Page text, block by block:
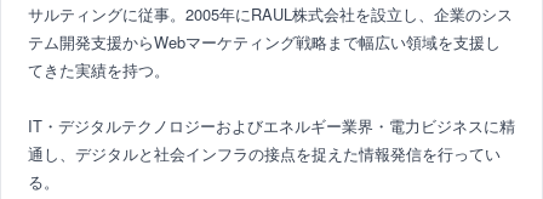
サルティングに従事。2005年にRAUL株式会社を設立し、企業のシス
テム開発支援からWebマーケティング戦略まで幅広い領域を支援し
てきた実績を持つ。
IT・デジタルテクノロジーおよびエネルギー業界・電力ビジネスに精
通し、デジタルと社会インフラの接点を捉えた情報発信を行ってい
る。